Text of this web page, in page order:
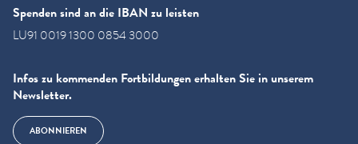
Spenden sind an die IBAN zu leisten
LU91 0019 1300 0854 3000
Infos zu kommenden Fortbildungen erhalten Sie in unserem
Newsletter.
ABONNIEREN